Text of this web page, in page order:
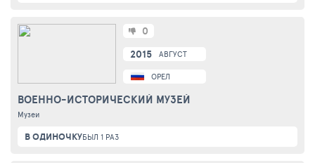
2015 АВГУСТ
ОРЕЛ
ВОЕННО-ИСТОРИЧЕСКИЙ МУЗЕЙ
Музеи
0
В ОДИНОЧКУБЫЛ 1 РАЗ